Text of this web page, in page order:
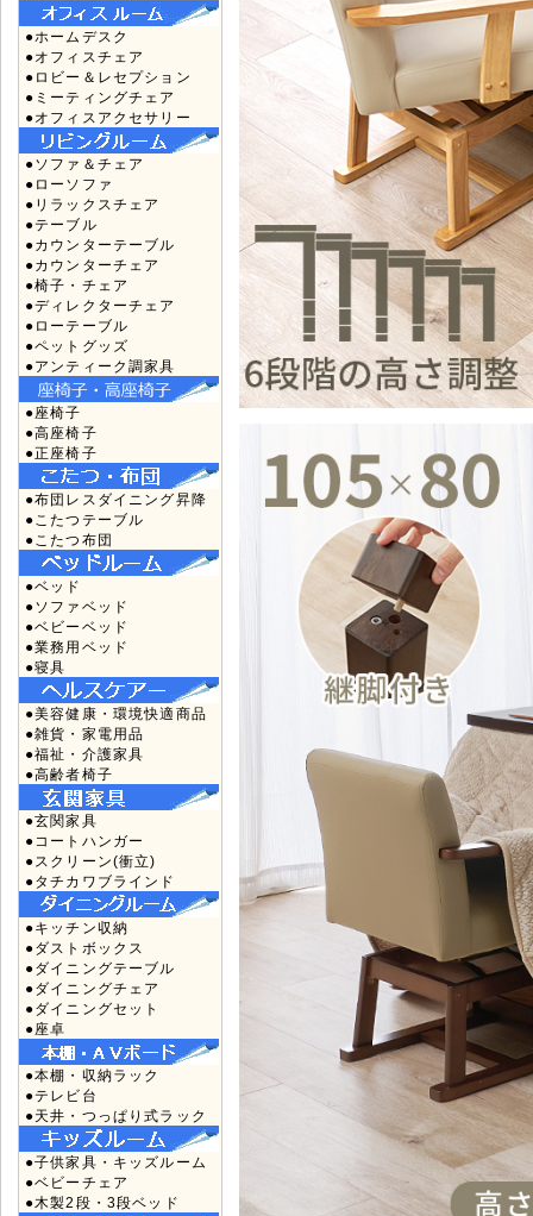
●ホームデスク
●オフィスチェア
●ロビー＆レセプション
●ミーティングチェア
●オフィスアクセサリー
●ソファ＆チェア
●ローソファ
●リラックスチェア
●テーブル
●カウンターテーブル
●カウンターチェア
●椅子・チェア
●ディレクターチェア
●ローテーブル
●ペットグッズ
●アンティーク調家具
●座椅子
●高座椅子
●正座椅子
●布団レスダイニング昇降
●こたつテーブル
●こたつ布団
●ベッド
●ソファベッド
●ベビーベッド
●業務用ベッド
●寝具
●美容健康・環境快適商品
●雑貨・家電用品
●福祉・介護家具
●高齢者椅子
●玄関家具
●コートハンガー
●スクリーン(衝立)
●タチカワブラインド
●キッチン収納
●ダストボックス
●ダイニングテーブル
●ダイニングチェア
●ダイニングセット
●座卓
●本棚・収納ラック
●テレビ台
●天井・つっぱり式ラック
●子供家具・キッズルーム
●ベビーチェア
●木製2段・3段ベッド